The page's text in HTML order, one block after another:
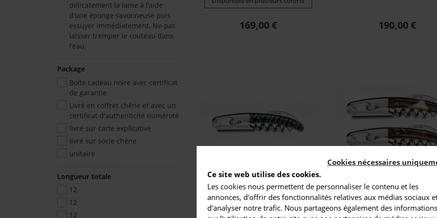
Cookies nécessaires
Ce site web utilise des cookies.
Les cookies nous permettent de personnaliser le contenu et les
annonces, d'offrir des fonctionnalités relatives aux médias sociaux
d'analyser notre trafic. Nous partageons également des informations
délicatement la lame à l’aide
d’une éponge savonneuse puis
essuyer immédiatement. Ne pas
laisser tremper le couteau dans
l’eau.
Package
Boite cadeau noire avec certificat
de garantie
Livré en coffret chêne et avec un
certificat d'authenticité numéroté
livré sur carte explicative
livré sur socle chêne
unitaire
Longueur totale
12
12
12
Prix
169,00 € Prix
190,00 €
Sommelier Clos Laguiole
manche molaire de
mammouth
Sommelier Clos
manche cep de